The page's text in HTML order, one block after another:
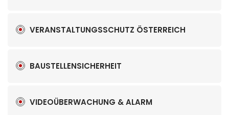
VERANSTALTUNGSSCHUTZ ÖSTERREICH
BAUSTELLENSICHERHEIT
VIDEOÜBERWACHUNG & ALARM